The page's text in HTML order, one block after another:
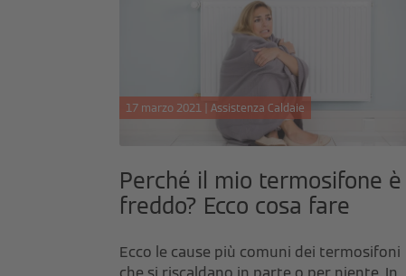
17 marzo 2021 | Assistenza Caldaie
Perché il mio termosifone è
freddo? Ecco cosa fare
Ecco le cause più comuni dei termosifoni